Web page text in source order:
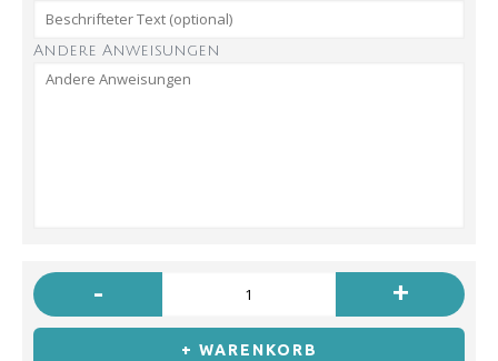
Andere Anweisungen
- +
+ WARENKORB